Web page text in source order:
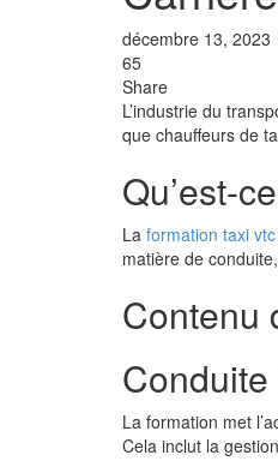
décembre 13, 2023
65
Share
L’industrie du
que chauffeurs de
Qu’est-
La formation taxi vtc
matière de
Contenu
La formation met
Cela inclut la